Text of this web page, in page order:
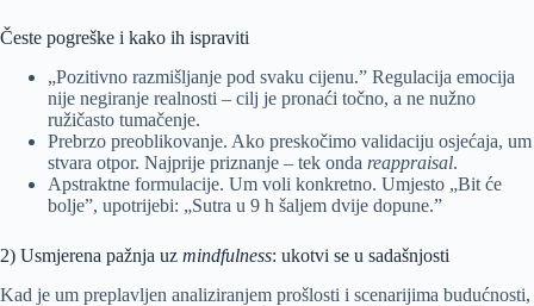
Česte pogreške i kako ih ispraviti
„Pozitivno razmišljanje pod svaku cijenu.” Regulacija emocija
nije negiranje realnosti – cilj je pronaći točno, a ne nužno
ružičasto tumačenje.
Prebrzo preoblikovanje. Ako preskočimo validaciju osjećaja, um
stvara otpor. Najprije priznanje – tek onda reappraisal.
Apstraktne formulacije. Um voli konkretno. Umjesto „Bit će
bolje”, upotrijebi: „Sutra u 9 h šaljem dvije dopune.”
2) Usmjerena pažnja uz mindfulness: ukotvi se u sadašnjosti
Kad je um preplavljen analiziranjem prošlosti i scenarijima budućnosti,